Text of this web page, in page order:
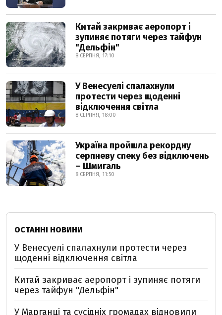
Китай закриває аеропорт і
зупиняє потяги через тайфун
"Дельфін"
8 СЕРПНЯ, 17:10
У Венесуелі спалахнули
протести через щоденні
відключення світла
8 СЕРПНЯ, 18:00
Україна пройшла рекордну
серпневу спеку без відключень
– Шмигаль
8 СЕРПНЯ, 11:50
ОСТАННІ НОВИНИ
У Венесуелі спалахнули протести через
щоденні відключення світла
Китай закриває аеропорт і зупиняє потяги
через тайфун "Дельфін"
У Марганці та сусідніх громадах відновили